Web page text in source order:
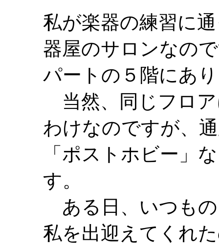
私が楽器の練習に
器屋のサロンなの
パートの５階にあ
当然、同じフロ
わけなのですが、
「ポストホビー」
す。
ある日、いつも
私を出迎えてくれ